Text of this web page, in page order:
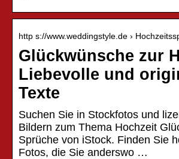
http s://www.weddingstyle.de ›
Glückwünsche zur
Liebevolle und
Texte
Suchen Sie in Stockfotos und
Bildern zum Thema Hochzeit
Sprüche von iStock. Finden Sie
Fotos, die Sie anderswo …